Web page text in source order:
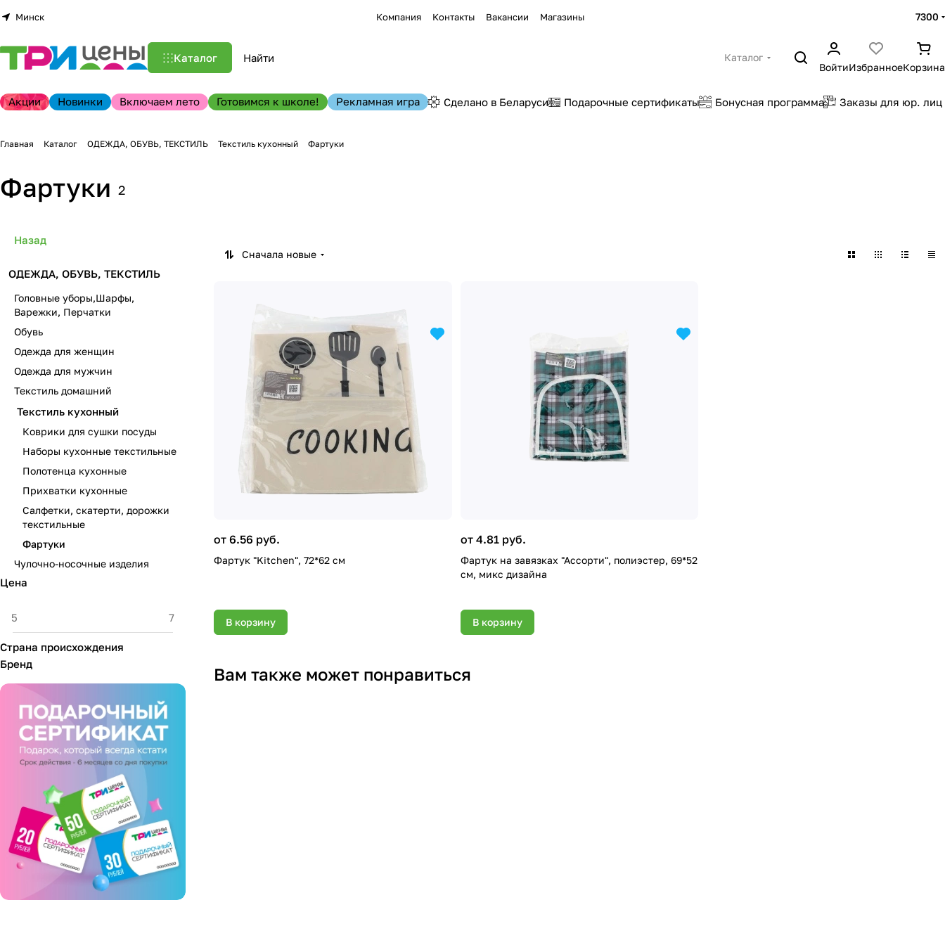
Минск Компания Контакты Вакансии Магазины 7300
Каталог
Каталог
ВойтиИзбранноеКорзина
Акции Новинки Включаем лето Готовимся к школе! Рекламная игра Сделано в Беларуси Подарочные сертификаты Бонусная программа Заказы для юр. лиц
Главная Каталог ОДЕЖДА, ОБУВЬ, ТЕКСТИЛЬ Текстиль кухонный Фартуки
Фартуки 2
Сначала новые
от 6.56 руб.
Фартук "Kitchen", 72*62 см
В корзину
от 4.81 руб.
Фартук на завязках "Ассорти", полиэстер, 69*52
см, микс дизайна
В корзину
Вам также может понравиться
Назад
ОДЕЖДА, ОБУВЬ, ТЕКСТИЛЬ
Головные уборы,Шарфы,
Варежки, Перчатки
Обувь
Одежда для женщин
Одежда для мужчин
Текстиль домашний
Текстиль кухонный
Коврики для сушки посуды
Наборы кухонные текстильные
Полотенца кухонные
Прихватки кухонные
Салфетки, скатерти, дорожки
текстильные
Фартуки
Чулочно-носочные изделия
Цена
Страна происхождения
Бренд